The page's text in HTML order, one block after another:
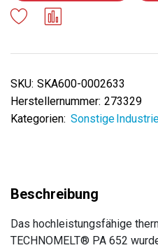
SKU: SKA600-0002633
Herstellernummer: 273329
Kategorien: Sonstige
Das hochleistungsfähige
TECHNOMELT® PA 652